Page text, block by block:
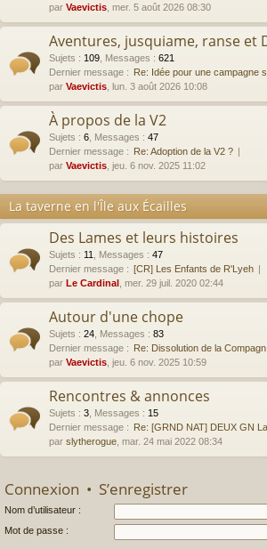
par Vaevictis , mer. 5 août 2026 08:30
Aventures, jusquiame, ranse et
Sujets : 109 Messages : 621
Dernier message : Re: Idée pour une campagne
par Vaevictis , lun. 3 août 2026 10:08
À propos de la V2
Sujets : 6 Messages : 47
Dernier message : Re: Adoption de la V2 ?
par Vaevictis , jeu. 6 nov. 2025 11:02
La taverne en l'Île aux Écailles
Des Lames et leurs histoires
Sujets : 11 Messages : 47
Dernier message : [CR] Les Enfants de R'Lyeh
par Le Cardinal , mer. 29 juil. 2020 02:44
Autour d'une chope
Sujets : 24 Messages : 83
Dernier message : Re: Dissolution de la
par Vaevictis , jeu. 6 nov. 2025 10:59
Rencontres & annonces
Sujets : 3 Messages : 15
Dernier message : Re: [GRND NAT] DEUX GN
par slytherogue , mar. 24 mai 2022 08:34
Connexion • S’enregistrer
Nom d’utilisateur :
Mot de passe :